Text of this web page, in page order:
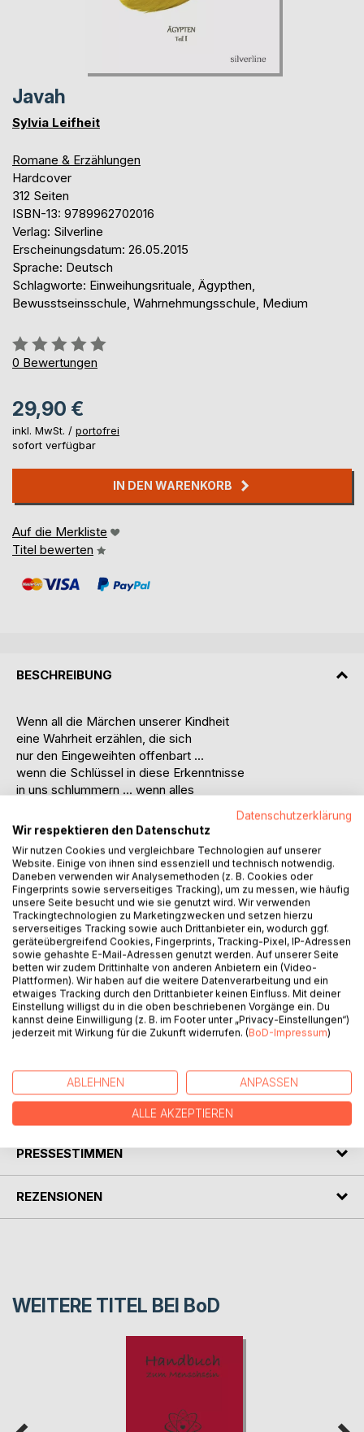
Javah
Sylvia Leifheit
Romane & Erzählungen
Hardcover
312 Seiten
ISBN-13: 9789962702016
Verlag: Silverline
Erscheinungsdatum: 26.05.2015
Sprache: Deutsch
Schlagworte: Einweihungsrituale, Ägypthen,
Bewusstseinsschule, Wahrnehmungsschule, Medium
Bewertung::
0%
0 Bewertungen
29,90 €
inkl. MwSt. / portofrei
sofort verfügbar
IN DEN WARENKORB
Auf die Merkliste
Titel bewerten
BESCHREIBUNG
Wenn all die Märchen unserer Kindheit
eine Wahrheit erzählen, die sich
nur den Eingeweihten offenbart ...
wenn die Schlüssel in diese Erkenntnisse
in uns schlummern ... wenn alles
ist ... wenn jedes Gefühl ein
Geschenk des Lebens ist, wenn die
Gedanken keine Gedanken mehr
sind, sondern die Impulse einer Helferschar
an Wesenheiten um uns ...
wenn die Kälte des Lebens von der
Wärme der Verbundenheit verwandelt
wird in ein ewiges Gefühl von
Liebe ... wenn das Leben beginnt
ein Spielplatz der Liebe zu werden
... wenn ein Lichtstrahl genügt, alles
bisher im Dunkeln Verborgene sichtbar
zu machen ........ dann erzählt Javah
PRESSESTIMMEN
REZENSIONEN
WEITERE TITEL BEI BoD
Datenschutzerklärung
Wir respektieren den Datenschutz
Wir nutzen Cookies und vergleichbare Technologien auf unserer
Website. Einige von ihnen sind essenziell und technisch notwendig.
Daneben verwenden wir Analysemethoden (z. B. Cookies oder
Fingerprints sowie serverseitiges Tracking), um zu messen, wie häufig
unsere Seite besucht und wie sie genutzt wird. Wir verwenden
Trackingtechnologien zu Marketingzwecken und setzen hierzu
serverseitiges Tracking sowie auch Drittanbieter ein, wodurch ggf.
geräteübergreifend Cookies, Fingerprints, Tracking-Pixel, IP-Adressen
sowie gehashte E-Mail-Adressen genutzt werden. Auf unserer Seite
betten wir zudem Drittinhalte von anderen Anbietern ein (Video-
Plattformen). Wir haben auf die weitere Datenverarbeitung und ein
etwaiges Tracking durch den Drittanbieter keinen Einfluss. Mit deiner
Einstellung willigst du in die oben beschriebenen Vorgänge ein. Du
kannst deine Einwilligung (z. B. im Footer unter „Privacy-Einstellungen“)
jederzeit mit Wirkung für die Zukunft widerrufen. (BoD-Impressum)
ABLEHNEN ANPASSEN
ALLE AKZEPTIEREN